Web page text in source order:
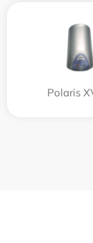
Polaris